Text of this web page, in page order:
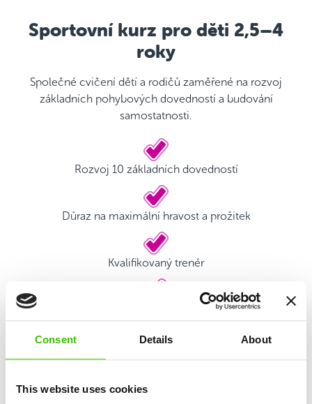
Consent Details About
This website uses cookies
Sportovní kurz pro děti 2,5–4
roky
Společné cvičení dětí a rodičů zaměřené na rozvoj
základních pohybových dovedností a budování
samostatnosti.
Rozvoj 10 základních dovedností
Důraz na maximální hravost a prožitek
Kvalifikovaný trenér
Hrací plán s motivačními samolepkami